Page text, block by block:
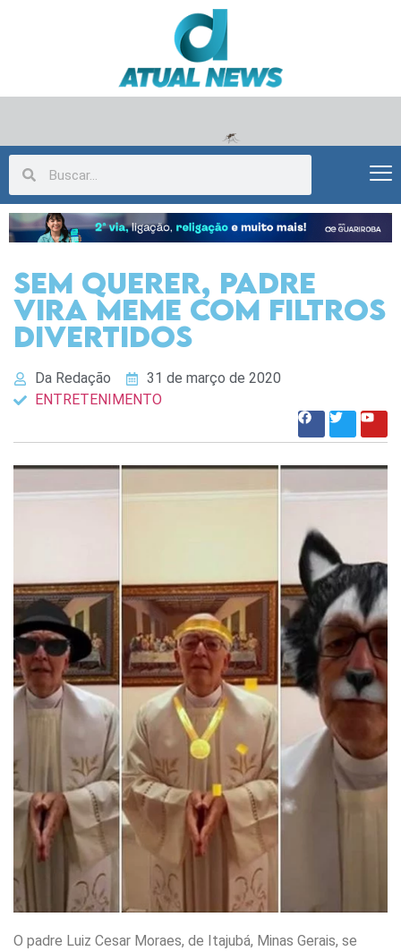
Sem querer, Padre
vira meme com filtros
divertidos
Da Redação
31 de março de 2020
ENTRETENIMENTO
O padre Luiz Cesar Moraes, de Itajubá, Minas Gerais, se